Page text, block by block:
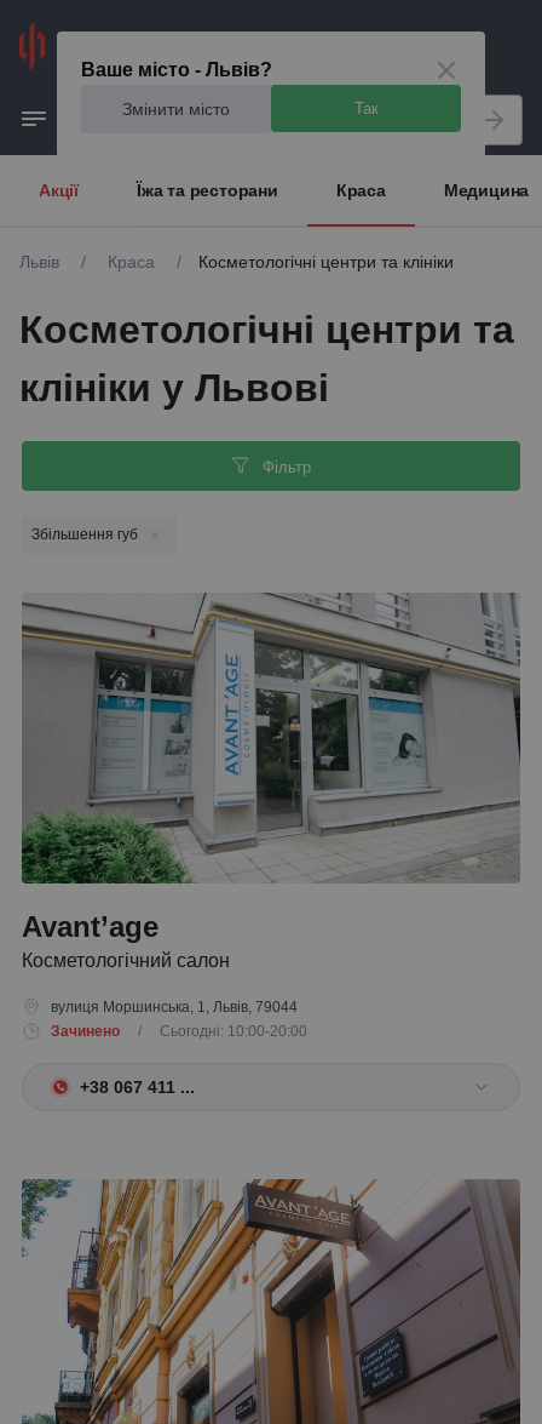
Ваше місто - Львів?
Змінити місто Так
Акції Їжа та ресторани Краса Медицина
Львів / Краса / Косметологічні центри та клініки
Косметологічні центри та
клініки у Львові
Фільтр
Збільшення губ
Avant’age
Косметологічний салон
вулиця Моршинська, 1, Львів, 79044
Зачинено
/ Сьогодні: 10:00-20:00
+38 067 411 ...